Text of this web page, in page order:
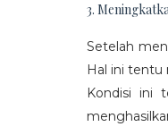
3.
Setelah
Hal ini tentu
Kondisi ini